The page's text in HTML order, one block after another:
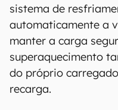
sistema de
automaticamente a
manter a carga
superaquecimento
do próprio
recarga.